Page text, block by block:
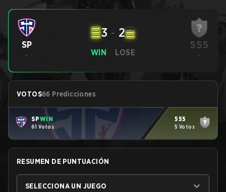
SP
- WIN
3 - 2
LOSE
555
-
VOTOS66 Predicciones
SPWIN
61 Votos
555
5 Votos
RESUMEN DE PUNTUACIÓN
SELECCIONA UN JUEGO